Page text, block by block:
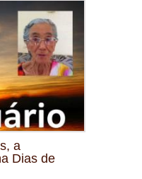
a
Dias de